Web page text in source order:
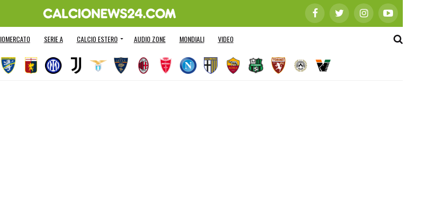
SERIE A CALCIO ESTERO AUDIO ZONE MONDIALI VIDEO